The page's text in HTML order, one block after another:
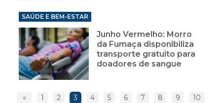
SAÚDE E BEM-ESTAR
Junho Vermelho: Morro
da Fumaça disponibiliza
transporte gratuito para
doadores de sangue
« 1 2 3 4 5 6 7 8 9 10